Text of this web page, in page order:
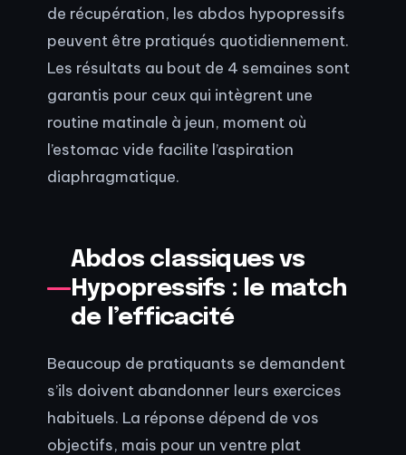
de récupération, les abdos hypopressifs
peuvent être pratiqués quotidiennement.
Les résultats au bout de 4 semaines sont
garantis pour ceux qui intègrent une
routine matinale à jeun, moment où
l’estomac vide facilite l’aspiration
diaphragmatique.
Abdos classiques vs
Hypopressifs : le match
de l’efficacité
Beaucoup de pratiquants se demandent
s’ils doivent abandonner leurs exercices
habituels. La réponse dépend de vos
objectifs, mais pour un ventre plat